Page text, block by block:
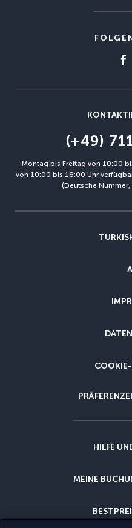
(+49)
Montag bis Freitag von 10:00
von 10:00 bis 18:00 Uhr
(Deutsche
HILFE
MEINE